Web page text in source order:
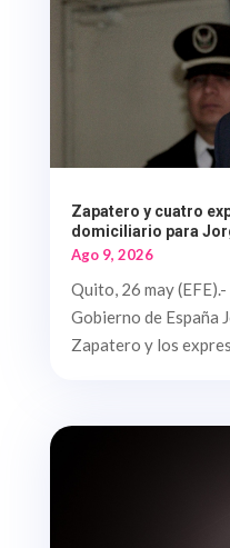
Zapatero y cuatro
domiciliario para
Ago 9, 2026
Quito, 26 may
Gobierno de España
Zapatero y los